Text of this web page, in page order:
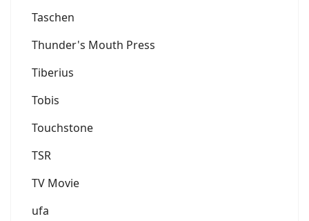
Taschen
Thunder's Mouth Press
Tiberius
Tobis
Touchstone
TSR
TV Movie
ufa